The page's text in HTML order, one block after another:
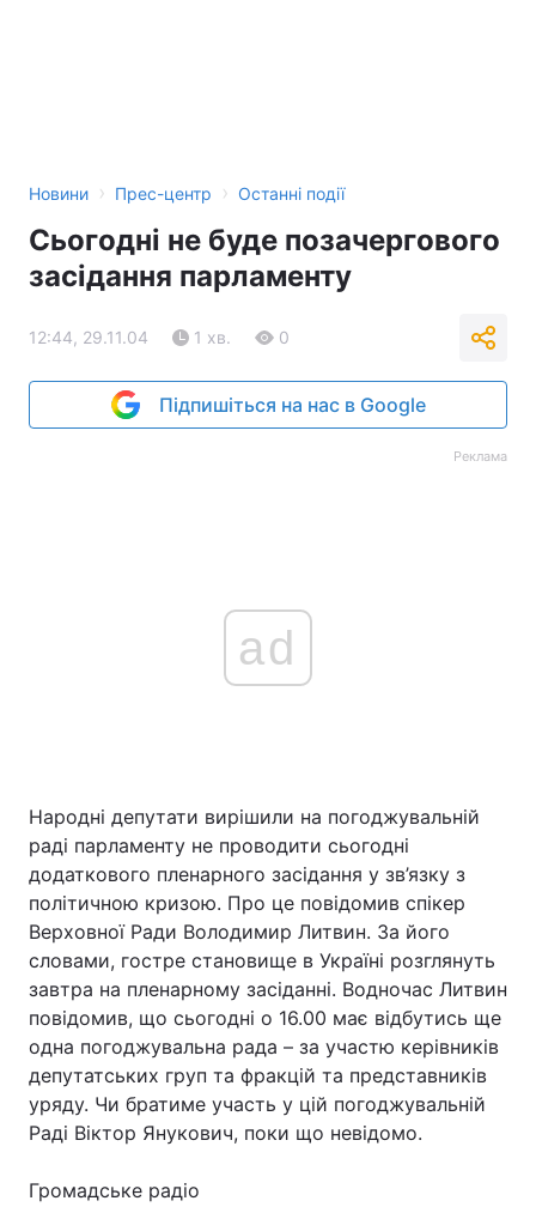
Новини › Прес-центр › Останні події
Сьогодні не буде позачергового
засідання парламенту
12:44, 29.11.04 1 хв. 0
Підпишіться на нас в Google
Реклама
ad
Народні депутати вирішили на погоджувальній
раді парламенту не проводити сьогодні
додаткового пленарного засідання у зв’язку з
політичною кризою. Про це повідомив спікер
Верховної Ради Володимир Литвин. За його
словами, гостре становище в Україні розглянуть
завтра на пленарному засіданні. Водночас Литвин
повідомив, що сьогодні о 16.00 має відбутись ще
одна погоджувальна рада – за участю керівників
депутатських груп та фракцій та представників
уряду. Чи братиме участь у цій погоджувальній
Раді Віктор Янукович, поки що невідомо.
Громадське радіо